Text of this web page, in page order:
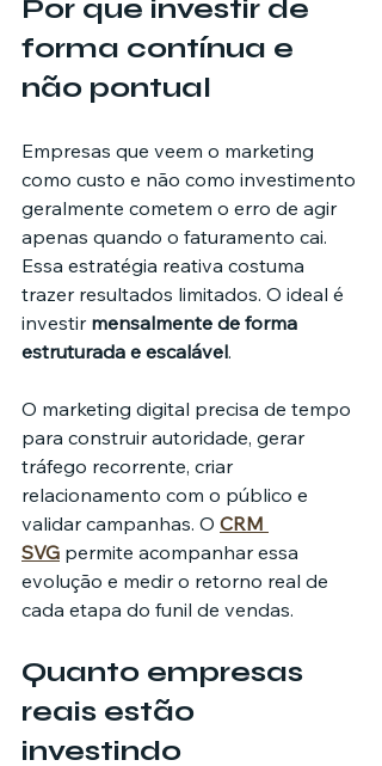
Por que investir de
forma contínua e
não pontual
Empresas que veem o marketing
como custo e não como investimento
geralmente cometem o erro de agir
apenas quando o faturamento cai.
Essa estratégia reativa costuma
trazer resultados limitados. O ideal é
investir mensalmente de forma
estruturada e escalável.
O marketing digital precisa de tempo
para construir autoridade, gerar
tráfego recorrente, criar
relacionamento com o público e
validar campanhas. O CRM
SVG permite acompanhar essa
evolução e medir o retorno real de
cada etapa do funil de vendas.
Quanto empresas
reais estão
investindo